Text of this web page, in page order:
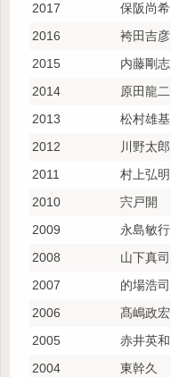
2017
保阪尚希
2016
袴田吉彦
2015
内藤剛志
2014
原田龍二
2013
松村雄基
2012
川野太郎
2011
村上弘明
2010
宍戸開
2009
永島敏行
2008
山下真司
2007
的場浩司
2006
髙嶋政宏
2005
赤井英和
2004
東幹久